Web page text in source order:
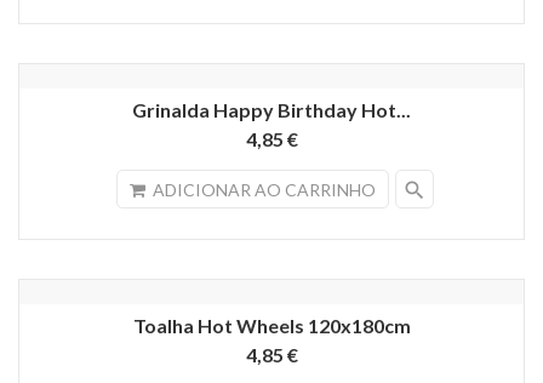
Grinalda Happy Birthday Hot...
4,85 €
ADICIONAR AO CARRINHO search
Toalha Hot Wheels 120x180cm
4,85 €